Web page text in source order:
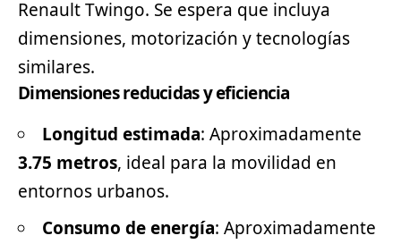
Renault Twingo. Se espera que incluya
dimensiones, motorización y tecnologías
similares.
Dimensiones reducidas y eficiencia
Longitud estimada: Aproximadamente
3.75 metros, ideal para la movilidad en
entornos urbanos.
Consumo de energía: Aproximadamente